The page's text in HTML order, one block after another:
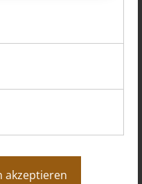
akzeptieren